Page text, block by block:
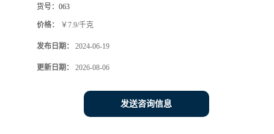
货号： 063
价格： ￥7.9/千克
发布日期： 2024-06-19
更新日期： 2026-08-06
发送咨询信息